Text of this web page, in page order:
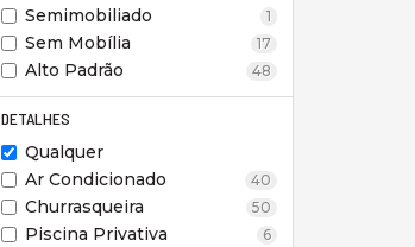
Semimobiliado 1
Sem Mobília 17
Alto Padrão 48
DETALHES
Qualquer
Ar Condicionado
40
Churrasqueira 50
Piscina Privativa 6